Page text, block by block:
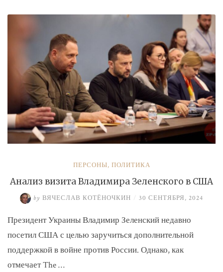
ПЕРСОНЫ, ПОЛИТИКА
Анализ визита Владимира Зеленского в США
by ВЯЧЕСЛАВ КОТЁНОЧКИН / 30 СЕНТЯБРЯ, 2024
Президент Украины Владимир Зеленский недавно
посетил США с целью заручиться дополнительной
поддержкой в войне против России. Однако, как
отмечает The …